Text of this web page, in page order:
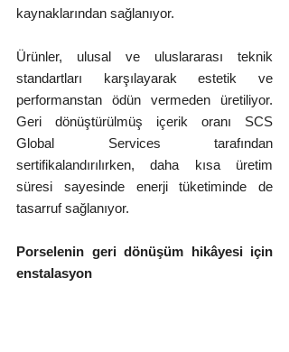
kaynaklarından sağlanıyor.
Ürünler, ulusal ve uluslararası teknik
standartları karşılayarak estetik ve
performanstan ödün vermeden üretiliyor.
Geri dönüştürülmüş içerik oranı SCS
Global Services tarafından
sertifikalandırılırken, daha kısa üretim
süresi sayesinde enerji tüketiminde de
tasarruf sağlanıyor.
Porselenin geri dönüşüm hikâyesi için
enstalasyon